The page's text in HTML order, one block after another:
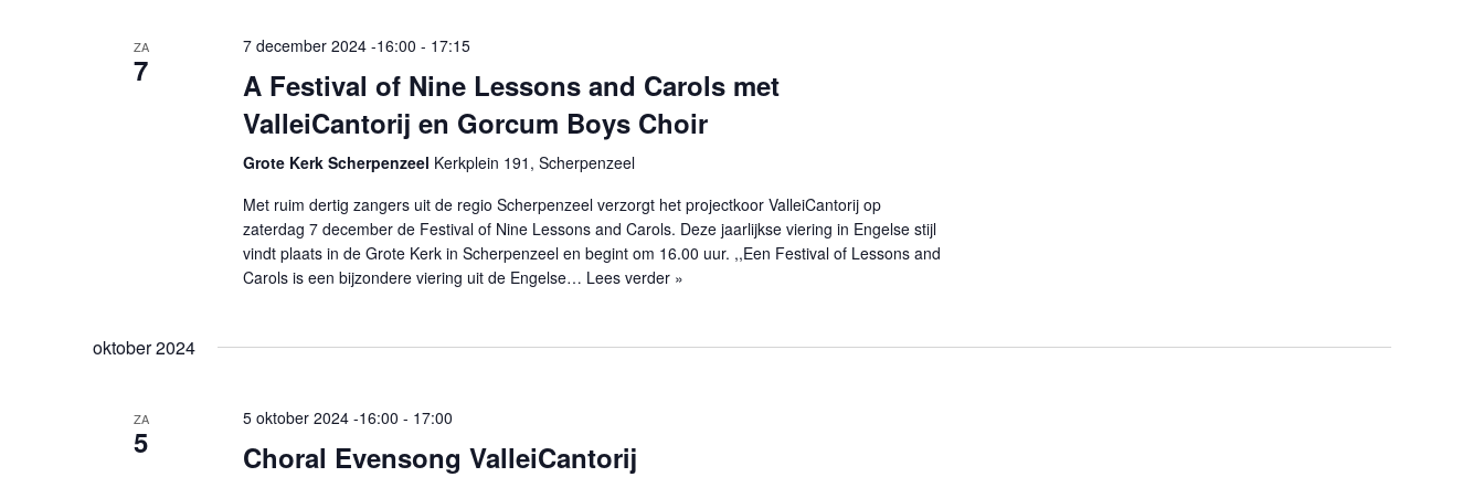
ZA
7
7 december 2024 -16:00 - 17:15
A Festival of Nine Lessons and Carols met
ValleiCantorij en Gorcum Boys Choir
Grote Kerk Scherpenzeel Kerkplein 191, Scherpenzeel
Met ruim dertig zangers uit de regio Scherpenzeel verzorgt het projectkoor ValleiCantorij op
zaterdag 7 december de Festival of Nine Lessons and Carols. Deze jaarlijkse viering in Engelse stijl
vindt plaats in de Grote Kerk in Scherpenzeel en begint om 16.00 uur. ,,Een Festival of Lessons and
Carols is een bijzondere viering uit de Engelse… Lees verder »
oktober 2024
ZA
5
5 oktober 2024 -16:00 - 17:00
Choral Evensong ValleiCantorij